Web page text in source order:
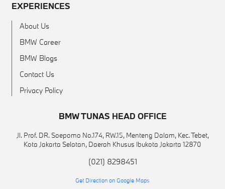
EXPERIENCES
About Us
BMW Career
BMW Blogs
Contact Us
Privacy Policy
BMW TUNAS HEAD OFFICE
Jl. Prof. DR. Soepomo No.174, RW.15, Menteng Dalam, Kec. Tebet,
Kota Jakarta Selatan, Daerah Khusus Ibukota Jakarta 12870
(021) 8298451
Get Direction on Google Maps